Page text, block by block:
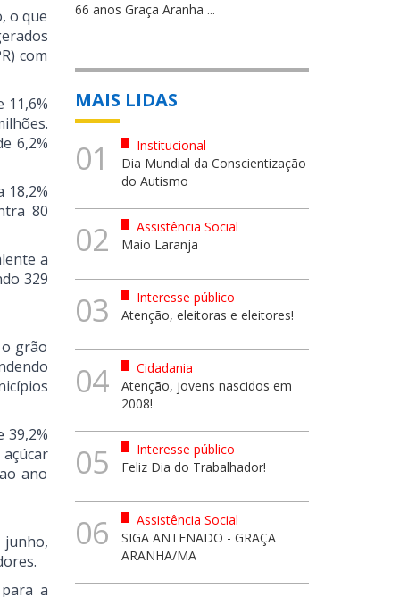
o que
com
11,6%
6,2%
18,2%
80
a
329
grão
39,2%
ano
junho,
a
66 anos Graça Aranha ...
MAIS LIDAS
01
Institucional
Dia Mundial da Conscientização
do Autismo
02
Assistência Social
Maio Laranja
03
Interesse público
Atenção, eleitoras e eleitores!
04
Cidadania
Atenção, jovens nascidos em
2008!
05
Interesse público
Feliz Dia do Trabalhador!
06
Assistência Social
SIGA ANTENADO - GRAÇA
ARANHA/MA